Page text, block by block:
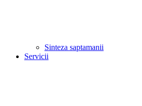
Sinteza saptamanii
Servicii